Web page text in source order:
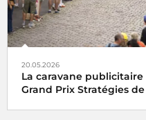
20.05.2026
La caravane publicitaire
Grand Prix Stratégies